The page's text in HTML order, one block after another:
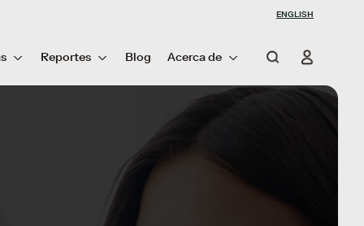
ENGLISH
Reportes Blog Acerca de